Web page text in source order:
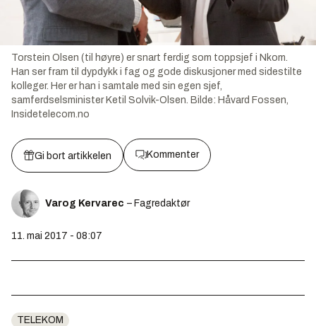
Torstein Olsen (til høyre) er snart ferdig som toppsjef i Nkom.
Han ser fram til dypdykk i fag og gode diskusjoner med sidestilte
kolleger. Her er han i samtale med sin egen sjef,
samferdselsminister Ketil Solvik-Olsen. Bilde: Håvard Fossen,
Insidetelecom.no
Gi bort artikkelen Kommenter
Varog Kervarec – Fagredaktør
11. mai 2017 - 08:07
TELEKOM